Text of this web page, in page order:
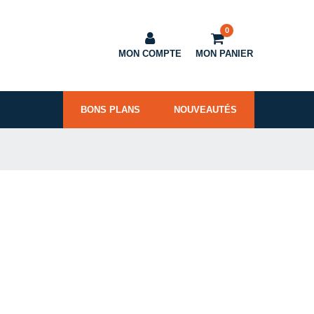
MON COMPTE
0
MON PANIER
NOUVEAUTÉS
BONS PLANS